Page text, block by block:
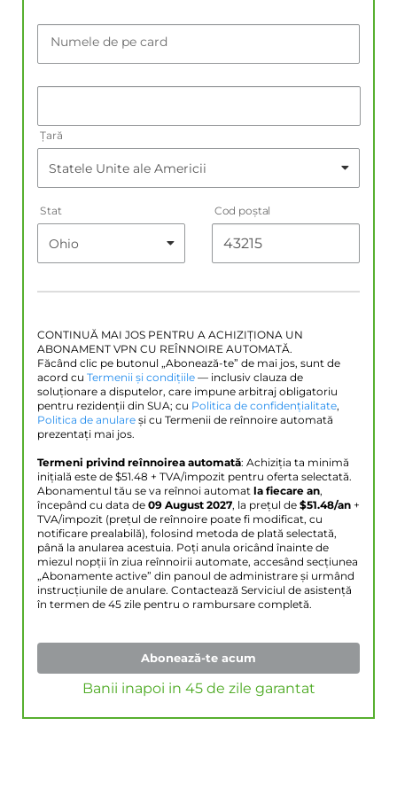
Numele de pe card
Țară
Stat Cod poştal
CONTINUĂ MAI JOS PENTRU A ACHIZIȚIONA UN
ABONAMENT VPN CU REÎNNOIRE AUTOMATĂ.
Făcând clic pe butonul „Abonează-te” de mai jos, sunt de
acord cu Termenii și condițiile — inclusiv clauza de
soluționare a disputelor, care impune arbitraj obligatoriu
pentru rezidenții din SUA; cu Politica de confidențialitate,
Politica de anulare și cu Termenii de reînnoire automată
prezentați mai jos.
Termeni privind reînnoirea automată: Achiziția ta minimă
inițială este de $51.48 + TVA/impozit pentru oferta selectată.
Abonamentul tău se va reînnoi automat la fiecare an,
începând cu data de 09 August 2027, la prețul de $51.48/an +
TVA/impozit (prețul de reînnoire poate fi modificat, cu
notificare prealabilă), folosind metoda de plată selectată,
până la anularea acestuia. Poți anula oricând înainte de
miezul nopții în ziua reînnoirii automate, accesând secțiunea
„Abonamente active” din panoul de administrare și urmând
instrucțiunile de anulare. Contactează Serviciul de asistență
în termen de 45 zile pentru o rambursare completă.
Abonează-te acum
Banii inapoi in 45 de zile garantat